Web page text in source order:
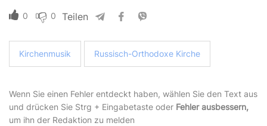
0 0 Teilen
Kirchenmusik Russisch-Orthodoxe Kirche
Wenn Sie einen Fehler entdeckt haben, wählen Sie den Text aus
und drücken Sie Strg + Eingabetaste oder Fehler ausbessern,
um ihn der Redaktion zu melden